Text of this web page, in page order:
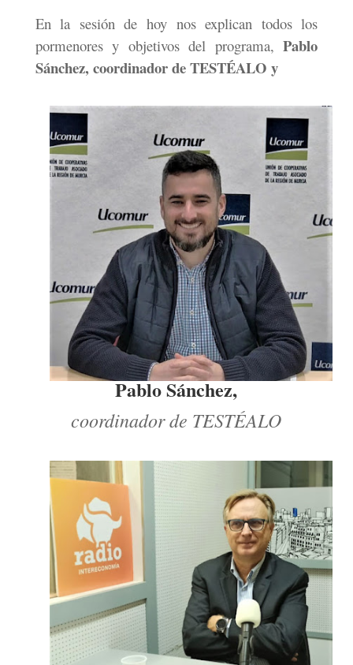
En la sesión de hoy nos explican todos los
pormenores y objetivos del programa,Pablo
Sánchez, coordinador de TESTÉALO y
Pablo Sánchez,
coordinador de TESTÉALO